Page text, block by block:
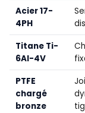
Acier 17-
4PH
Titane Ti-
6Al-4V
PTFE
chargé
bronze